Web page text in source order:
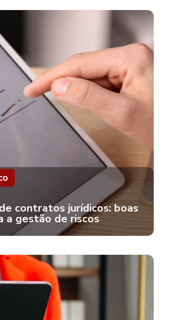
contratos jurídicos: boas
a gestão de riscos